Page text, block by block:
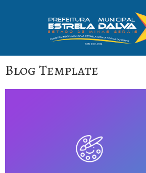
Blog Template